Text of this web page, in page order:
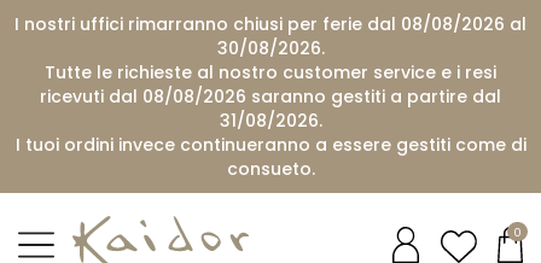
I nostri uffici rimarranno chiusi per ferie dal 08/08/2026 al
30/08/2026.
Tutte le richieste al nostro customer service e i resi
ricevuti dal 08/08/2026 saranno gestiti a partire dal
31/08/2026.
I tuoi ordini invece continueranno a essere gestiti come di
consueto.
0